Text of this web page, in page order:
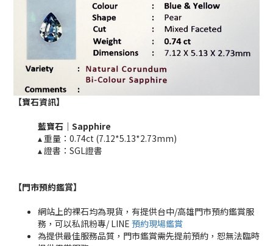
【寶石資訊】
藍寶石 ｜ Sapphire
▴ 重量：0.74ct (7.12*5.13*2.73mm)​
▴ 證書：SGL證書
【門市預約鑑賞】
網站上的裸石均為現貨，有提供台中/高雄門市預約鑑賞服
務，可以私訊粉專/ LINE 預約現場鑑賞
為提供最佳服務品質，門市鑑賞需先提前預約，恕無法臨時